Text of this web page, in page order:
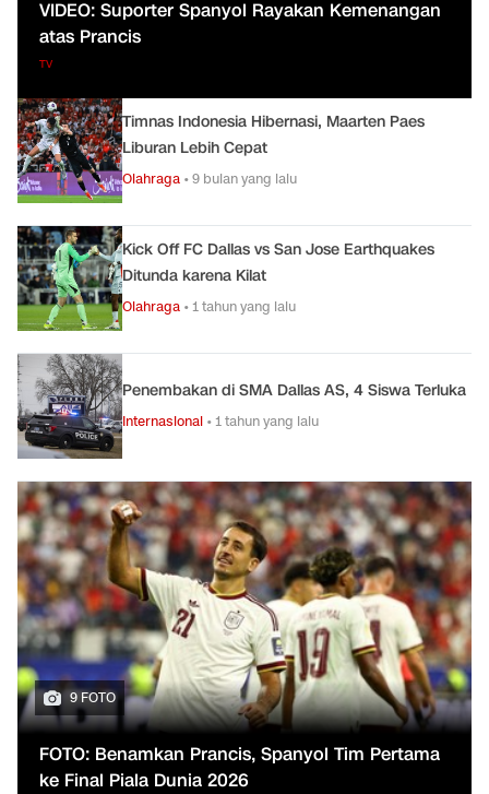
VIDEO: Suporter Spanyol Rayakan Kemenangan
atas Prancis
TV
Timnas Indonesia Hibernasi, Maarten Paes
Liburan Lebih Cepat
Olahraga •9 bulan yang lalu
Kick Off FC Dallas vs San Jose Earthquakes
Ditunda karena Kilat
Olahraga •1 tahun yang lalu
Penembakan di SMA Dallas AS, 4 Siswa Terluka
Internasional •1 tahun yang lalu
9 FOTO
FOTO: Benamkan Prancis, Spanyol Tim Pertama
ke Final Piala Dunia 2026